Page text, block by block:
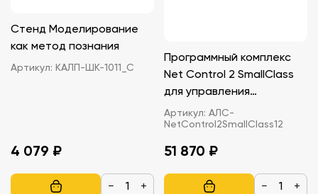
Стенд Моделирование
как метод познания
Артикул: КАЛП-ШК-1011_С
4 079 ₽
− +
Программный комплекс
Net Control 2 SmallClass
для управления
компьютерным классом
(1-20)
Артикул: АЛС-
NetControl2SmallClass12
51 870 ₽
− +